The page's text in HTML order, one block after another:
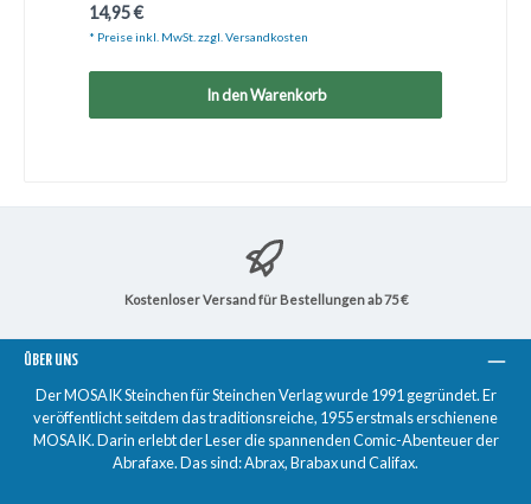
Regulärer Preis:
14,95 €
* Preise inkl. MwSt. zzgl. Versandkosten
In den Warenkorb
Kostenloser Versand für Bestellungen ab 75 €
ÜBER UNS
Der MOSAIK Steinchen für Steinchen Verlag wurde 1991 gegründet. Er
veröffentlicht seitdem das traditionsreiche, 1955 erstmals erschienene
MOSAIK. Darin erlebt der Leser die spannenden Comic-Abenteuer der
Abrafaxe. Das sind: Abrax, Brabax und Califax.